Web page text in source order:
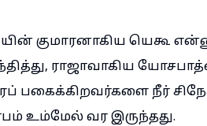
குமாரனாகிய யெகூ
ராஜாவாகிய
பகைக்கிறவர்களை நீர்
உம்மேல் வர இருந்தது.